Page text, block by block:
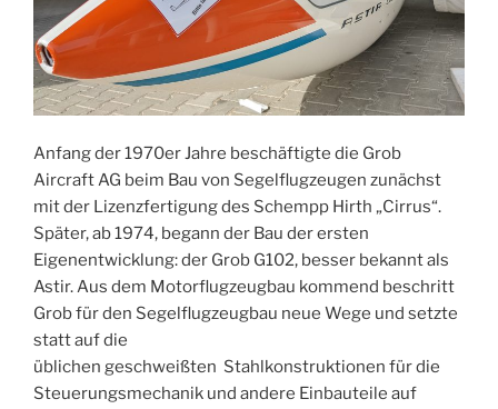
Anfang der 1970er Jahre beschäftigte die Grob
Aircraft AG beim Bau von Segelflugzeugen zunächst
mit der Lizenzfertigung des Schempp Hirth „Cirrus“.
Später, ab 1974, begann der Bau der ersten
Eigenentwicklung: der Grob G102, besser bekannt als
Astir. Aus dem Motorflugzeugbau kommend beschritt
Grob für den Segelflugzeugbau neue Wege und setzte
statt auf die
üblichen geschweißten Stahlkonstruktionen für die
Steuerungsmechanik und andere Einbauteile auf